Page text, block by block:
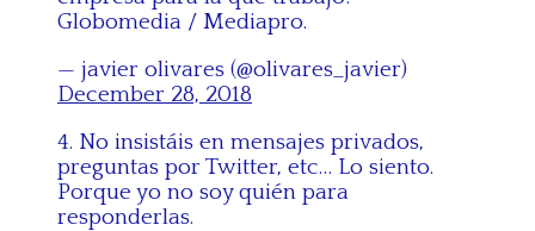
Globomedia / Mediapro.
— javier olivares (@olivares_javier)
December 28, 2018
4. No insistáis en mensajes privados,
preguntas por Twitter, etc… Lo siento.
Porque yo no soy quién para
responderlas.